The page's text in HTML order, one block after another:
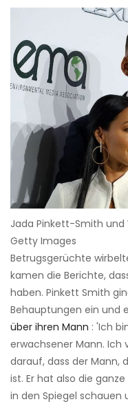
Jada Pinkett-Smith und
Getty Images
Betrugsgerüchte
kamen die Berichte,
haben. Pinkett Smith
Behauptungen ein und
über ihren Mann : 'Ich
erwachsener Mann.
darauf, dass der Mann,
ist. Er hat also die
in den Spiegel schauen